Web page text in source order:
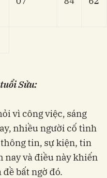
Sửu:
vì công việc, sáng
nhiều người cố tình
tin, sự kiện, tin
nay và điều này khiến
bất ngờ đó.